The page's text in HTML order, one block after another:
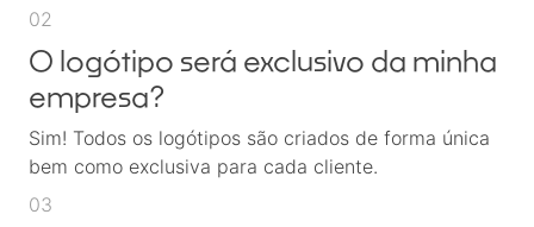
02
O logótipo será exclusivo da minha
empresa?
Sim! Todos os logótipos são criados de forma única
bem como exclusiva para cada cliente.
03